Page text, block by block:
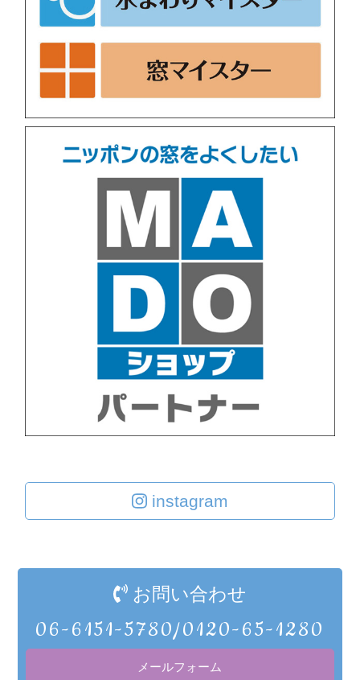
instagram
お問い合わせ
06-6151-5780/0120-65-1280
メールフォーム